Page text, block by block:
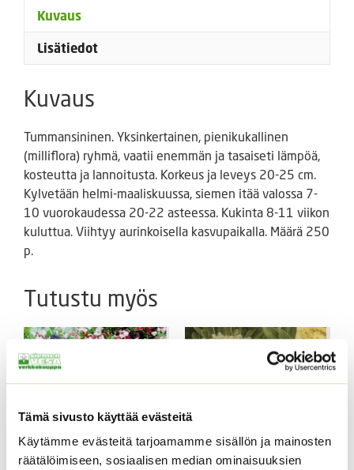
Tämä sivusto käyttää evästeitä
Käytämme evästeitä tarjoamamme sisällön ja mainosten
räätälöimiseen, sosiaalisen median ominaisuuksien
Kuvaus
Lisätiedot
Kuvaus
Tummansininen. Yksinkertainen, pienikukallinen
(milliflora) ryhmä, vaatii enemmän ja tasaiseti lämpöä,
kosteutta ja lannoitusta. Korkeus ja leveys 20-25 cm.
Kylvetään helmi-maaliskuussa, siemen itää valossa 7-
10 vuorokaudessa 20-22 asteessa. Kukinta 8-11 viikon
kuluttua. Viihtyy aurinkoisella kasvupaikalla. Määrä 250
p.
Tutustu myös